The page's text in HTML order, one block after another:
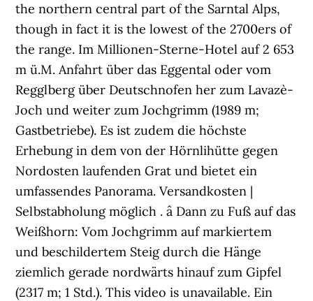
the northern central part of the Sarntal Alps,
though in fact it is the lowest of the 2700ers of
the range. Im Millionen-Sterne-Hotel auf 2 653
m ü.M. Anfahrt über das Eggental oder vom
Regglberg über Deutschnofen her zum Lavazè-
Joch und weiter zum Jochgrimm (1989 m;
Gastbetriebe). Es ist zudem die höchste
Erhebung in dem von der Hörnlihütte gegen
Nordosten laufenden Grat und bietet ein
umfassendes Panorama. Versandkosten |
Selbstabholung möglich . â Dann zu Fuß auf das
Weißhorn: Vom Jochgrimm auf markiertem
und beschildertem Steig durch die Hänge
ziemlich gerade nordwärts hinauf zum Gipfel
(2317 m; 1 Std.). This video is unavailable. Ein